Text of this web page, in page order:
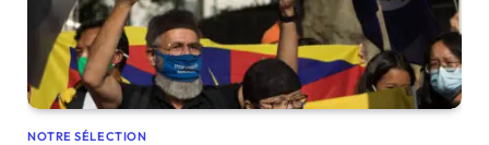
NOTRE SÉLECTION